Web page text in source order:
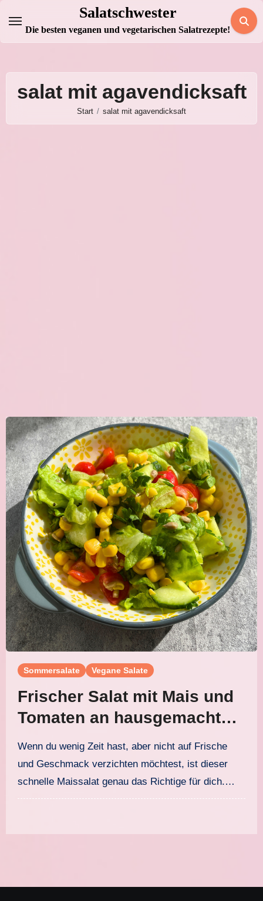
Inhalt
springen
Salatschwester
Die besten veganen und vegetarischen Salatrezepte!
salat mit agavendicksaft
Start salat mit agavendicksaft
Sommersalate Vegane Salate
Frischer Salat mit Mais und
Tomaten an hausgemachtem
Agave-Senf-Dressing
Wenn du wenig Zeit hast, aber nicht auf Frische
und Geschmack verzichten möchtest, ist dieser
schnelle Maissalat genau das Richtige für dich.…